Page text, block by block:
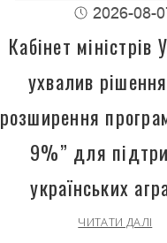
2026-08-
Кабінет міністрів
ухвалив
розширення
9%” для
українських
ЧИТАТИ ДАЛІ